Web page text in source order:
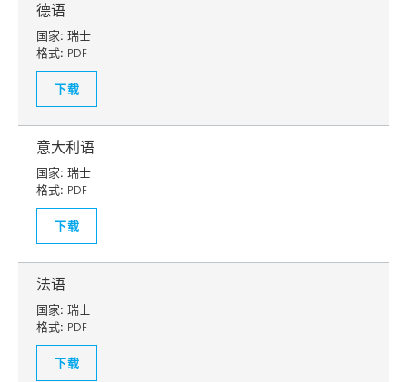
德语
国家: 瑞士
格式: PDF
下载
意大利语
国家: 瑞士
格式: PDF
下载
法语
国家: 瑞士
格式: PDF
下载